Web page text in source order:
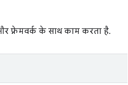
फ़्रेमवर्क के साथ काम करता है.